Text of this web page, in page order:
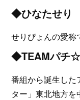
◆ひなたせり
せりぴょんの愛称
◆TEAMパチ
番組から誕生し
ター」東北地方